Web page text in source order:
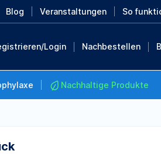
Blog Veranstaltungen So
Login Nachbestellen
Nachhaltige Produkte